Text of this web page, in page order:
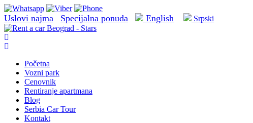
Uslovi najma Specijalna ponuda English Srpski
Početna
Vozni park
Cenovnik
Rentiranje apartmana
Blog
Serbia Car Tour
Kontakt